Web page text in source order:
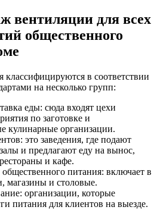
вентиляции для всех
общественного
классифицируются в соответствии
на несколько групп:
еды: сюда входят цехи
по заготовке и
кулинарные организации.
это заведения, где подают
и предлагают еду на вынос,
и кафе.
питания: включает в
магазины и столовые.
организации, которые
питания для клиентов на выезде.